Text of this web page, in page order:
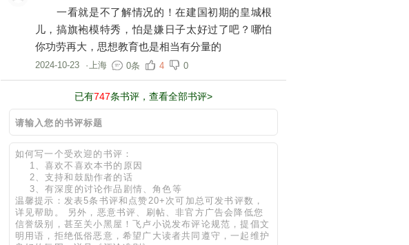
一看就是不了解情况的！在建国初期的皇城根
儿，搞旗袍模特秀，怕是嫌日子太好过了吧？哪怕
你功劳再大，思想教育也是相当有分量的
2024-10-23 · 上海 0条 4 0
已有747条书评，查看全部书评>